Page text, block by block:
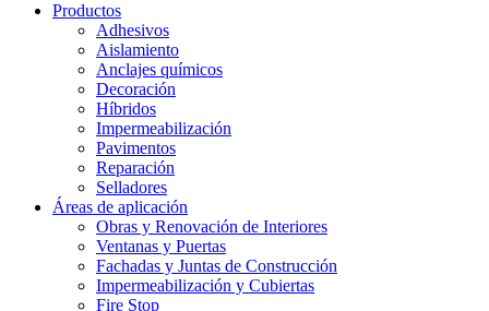
Productos
Adhesivos
Aislamiento
Anclajes químicos
Decoración
Híbridos
Impermeabilización
Pavimentos
Reparación
Selladores
Áreas de aplicación
Obras y Renovación de Interiores
Ventanas y Puertas
Fachadas y Juntas de Construcción
Impermeabilización y Cubiertas
Fire Stop